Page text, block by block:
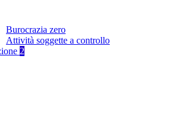
Burocrazia zero
Attività soggette a controllo
2